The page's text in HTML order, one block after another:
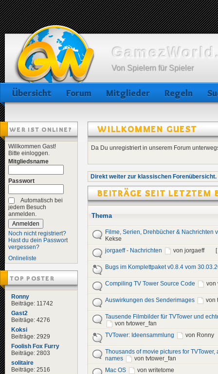
Von Spielern für Spieler
Übersicht Forum Mitglieder Regeln
WER IST ONLINE?
Willkommen Gast!
Bitte einloggen.
Mitgliedsname
Passwort
Automatisch bei
jedem Besuch
anmelden.
Noch nicht registriert?
Hast du dein Passwort
vergessen?
Onlineliste
TOP POSTER
Ronny
Beiträge: 11742
Gast2
Beiträge: 4276
Koksi
Beiträge: 2929
Foolish Fox Furry
Beiträge: 2803
solitaire
Beiträge: 2516
WILLKOMMEN GUEST
Da Du unregistriert in unserem Forum
Direkt weiter zur klassischen Forenübersicht.
BEITRÄGE SEIT LETZTEM
Thema
Filme, Serien, Drehbücher & Nachrichten
Kekse
jorgaeff - Nachrichten
von jorgaeff [
Bugs im Komplettpaket v0.8.4 vom
Compiling TV Tower Source Code von
Auswirkungen des Senderimages von
Tausende Filmbilder für TVTower und
von tvtower_fan
TVTower: Ideensammlung
von Ronny
Thousands of movie pictures for TVTower,
names
von tvtower_fan
Mac OS
von writetome